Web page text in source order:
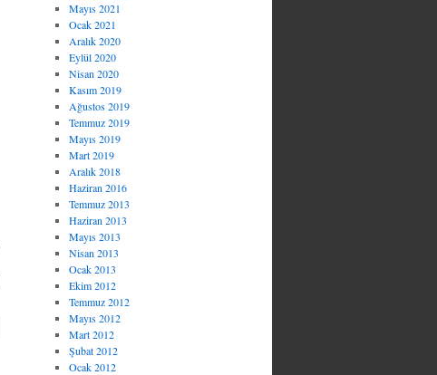
Mayıs 2021
Ocak 2021
Aralık 2020
Eylül 2020
Nisan 2020
Kasım 2019
Ağustos 2019
Temmuz 2019
Mayıs 2019
Mart 2019
Aralık 2018
Haziran 2016
Temmuz 2013
Haziran 2013
Mayıs 2013
Nisan 2013
Ocak 2013
Ekim 2012
Temmuz 2012
Mayıs 2012
Mart 2012
Şubat 2012
Ocak 2012